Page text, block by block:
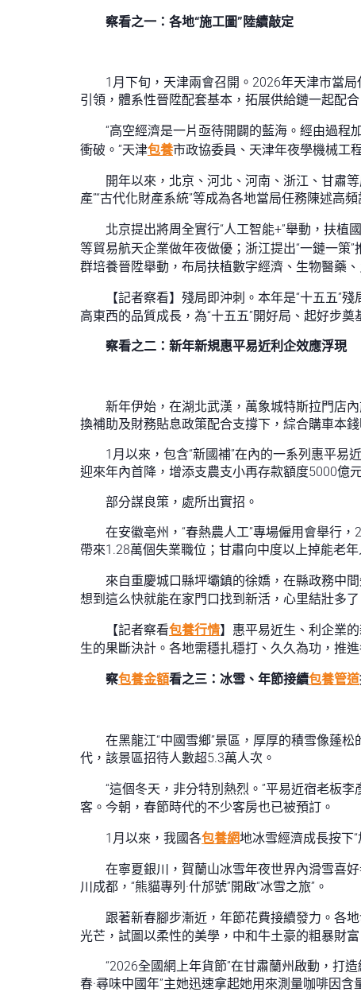
察看之一：各地“施工圖”陸續敲定
1月下旬，天津兩會召開。2026年天津市當
引領，體系性晉陞配套基本，拓展供給鏈一起配
“高空經濟是一片亟待開闢的藍海。經由過程
衝破。”天津包養市政協委員、天津年夜學機械工
開年以來，北京、河北、河南、浙江、甘肅
產”“古代化財產系統”等成為各地當局任務陳述高
北京提出將周全實行“人工智能+”舉動，扶植
等貿易航天企業做年夜做優；浙江提出“一鏈一策
群培養晉陞舉動，布局扶植數字經濟、生物醫藥
【記者察看】殘局即沖刺。本年是“十五五”
高東西的品質成長，為“十五五”開好局、起好步奠
察看之二：新年新規惠平易近利企效應浮現
新年伊始，在湖北武漢，萬象城特斯拉門店
換補助及財務貼息政策配合支撐下，綜合購車本錢
1月以來，包含“新國補”在內的一系列惠平
迎來年內首降，增添支農支小再存款額度5000億
部分謀良策，處所出實招。
在安徽亳州，“春熱農人工”專場僱用會舉行
帶來1.28萬個失業職位；甘肅向中度以上掉能老
來自重慶城口縣坪壩鎮的徐嬌，在縣政務中
想到這么快就能在家門口找到新活，心里結壯多了
【記者察看包養行情】惠平易近生、利企業
生的果斷決計。各地需穩扎穩打、久久為功，推
察包養金額看之三：冰雪、年節接續包養管道
在黑龍江“中國雪鄉”景區，厚厚的積雪像蓬
代，該景區招待人數超5.3萬人次。
“這個冬天，非分特別熱烈。”平易近宿老板
客。今朝，春節時代的不少客房也已被預訂。
1月以來，我國各包養網地冰雪經濟成長按下“
在寧夏銀川，賀蘭山冰雪年夜世界內滑雪喜
川成都，“熊貓專列·什邡號”開啟“冰雪之旅”。
跟著新春腳步漸近，年節花費接續發力。各
光芒，試圖以柔性的美學，中和牛土豪的粗暴財富
“2026全國網上年貨節”在甘肅蘭州啟動，打
春·尋味中國年”主她迅速拿起她用來測量咖啡因